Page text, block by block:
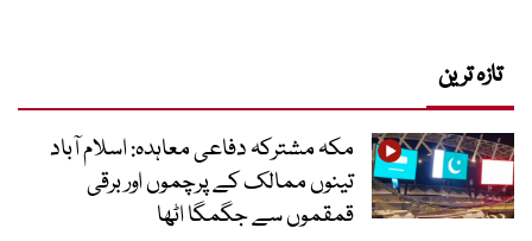
تازہ ترین
مکہ مشترکہ دفاعی معاہدہ: اسلام آباد
تینوں ممالک کے پرچموں اور برقی
قمقموں سے جگمگا اٹھا